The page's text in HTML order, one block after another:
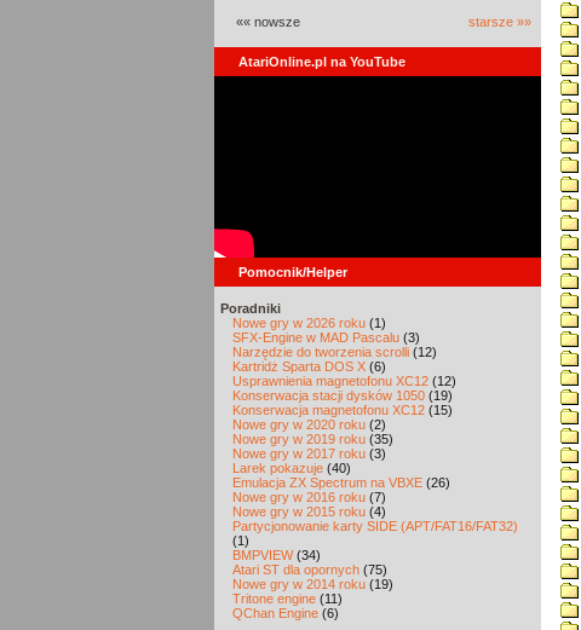
«« nowsze starsze »»
AtariOnline.pl na YouTube
Pomocnik/Helper
Poradniki
Nowe gry w 2026 roku (1)
SFX-Engine w MAD Pascalu (3)
Narzędzie do tworzenia scrolli (12)
Kartridż Sparta DOS X (6)
Usprawnienia magnetofonu XC12 (12)
Konserwacja stacji dysków 1050 (19)
Konserwacja magnetofonu XC12 (15)
Nowe gry w 2020 roku (2)
Nowe gry w 2019 roku (35)
Nowe gry w 2017 roku (3)
Larek pokazuje (40)
Emulacja ZX Spectrum na VBXE (26)
Nowe gry w 2016 roku (7)
Nowe gry w 2015 roku (4)
Partycjonowanie karty SIDE (APT/FAT16/FAT32)
(1)
BMPVIEW(34)
Atari ST dla opornych (75)
Nowe gry w 2014 roku (19)
Tritone engine (11)
QChan Engine (6)